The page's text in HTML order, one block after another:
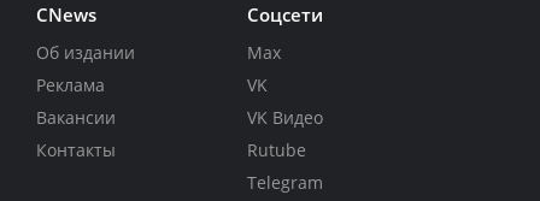
CNews
Об издании
Реклама
Вакансии
Контакты
Соцсети
Max
VK
VK Видео
Rutube
Telegram